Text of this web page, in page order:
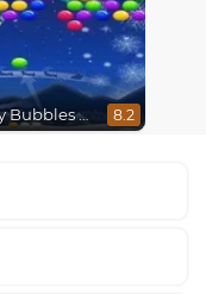
Smarty Bubbles X-Mas Edition 8.2